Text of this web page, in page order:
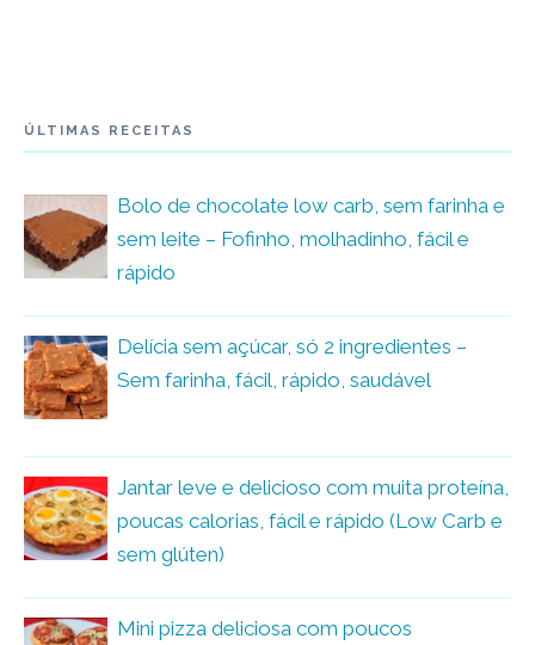
ÚLTIMAS RECEITAS
Bolo de chocolate low carb, sem farinha e
sem leite – Fofinho, molhadinho, fácil e
rápido
Delícia sem açúcar, só 2 ingredientes –
Sem farinha, fácil, rápido, saudável
Jantar leve e delicioso com muita proteína,
poucas calorias, fácil e rápido (Low Carb e
sem glúten)
Mini pizza deliciosa com poucos